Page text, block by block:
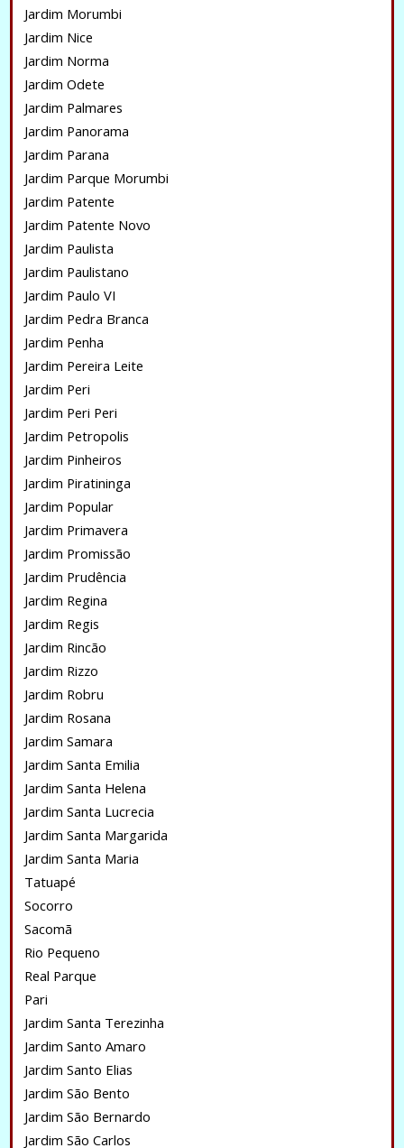
Jardim Morumbi
Jardim Nice
Jardim Norma
Jardim Odete
Jardim Palmares
Jardim Panorama
Jardim Parana
Jardim Parque Morumbi
Jardim Patente
Jardim Patente Novo
Jardim Paulista
Jardim Paulistano
Jardim Paulo VI
Jardim Pedra Branca
Jardim Penha
Jardim Pereira Leite
Jardim Peri
Jardim Peri Peri
Jardim Petropolis
Jardim Pinheiros
Jardim Piratininga
Jardim Popular
Jardim Primavera
Jardim Promissão
Jardim Prudência
Jardim Regina
Jardim Regis
Jardim Rincão
Jardim Rizzo
Jardim Robru
Jardim Rosana
Jardim Samara
Jardim Santa Emilia
Jardim Santa Helena
Jardim Santa Lucrecia
Jardim Santa Margarida
Jardim Santa Maria
Tatuapé
Socorro
Sacomã
Rio Pequeno
Real Parque
Pari
Jardim Santa Terezinha
Jardim Santo Amaro
Jardim Santo Elias
Jardim São Bento
Jardim São Bernardo
Jardim São Carlos